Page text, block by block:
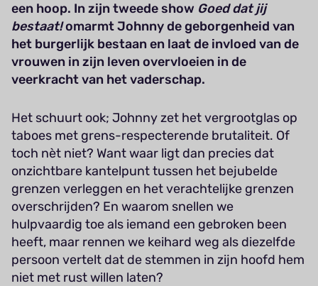
een hoop. In zijn tweede show Goed dat jij
bestaat!omarmt Johnny de geborgenheid van
het burgerlijk bestaan en laat de invloed van de
vrouwen in zijn leven overvloeien in de
veerkracht van het vaderschap.
Het schuurt ook; Johnny zet het vergrootglas op
taboes met grens-respecterende brutaliteit. Of
toch nèt niet? Want waar ligt dan precies dat
onzichtbare kantelpunt tussen het bejubelde
grenzen verleggen en het verachtelijke grenzen
overschrijden? En waarom snellen we
hulpvaardig toe als iemand een gebroken been
heeft, maar rennen we keihard weg als diezelfde
persoon vertelt dat de stemmen in zijn hoofd hem
niet met rust willen laten?